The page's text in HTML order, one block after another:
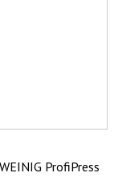
ProfiPress